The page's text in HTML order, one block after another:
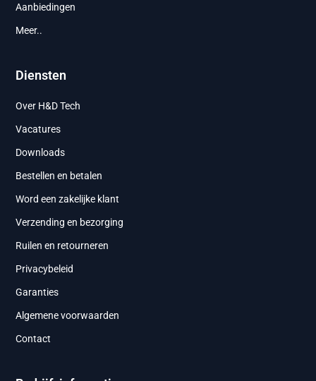
Aanbiedingen
Meer..
Diensten
Over H&D Tech
Vacatures
Downloads
Bestellen en betalen
Word een zakelijke klant
Verzending en bezorging
Ruilen en retourneren
Privacybeleid
Garanties
Algemene voorwaarden
Contact